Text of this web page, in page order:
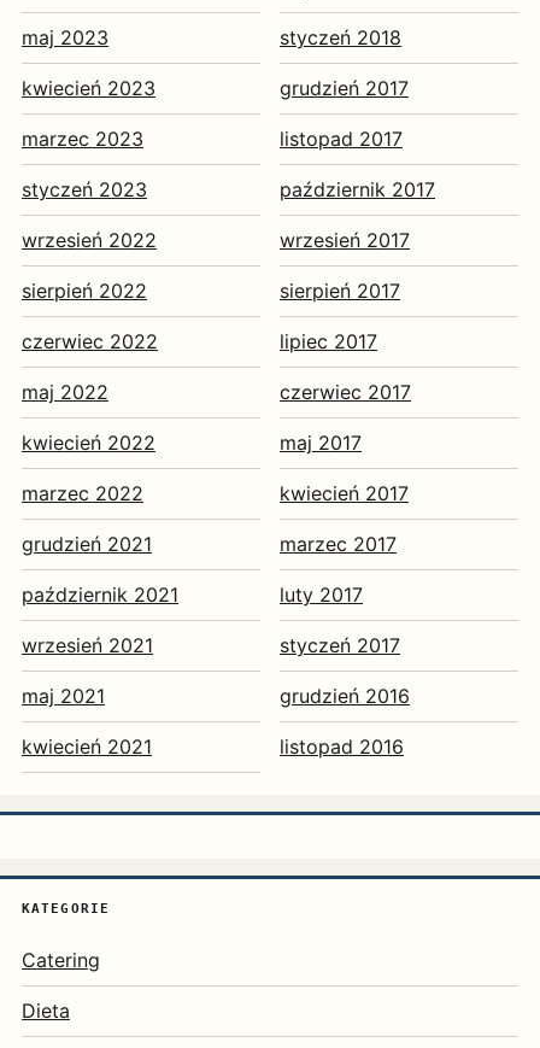
maj 2023
kwiecień 2023
marzec 2023
styczeń 2023
wrzesień 2022
sierpień 2022
czerwiec 2022
maj 2022
kwiecień 2022
marzec 2022
grudzień 2021
październik 2021
wrzesień 2021
maj 2021
kwiecień 2021
styczeń 2018
grudzień 2017
listopad 2017
październik 2017
wrzesień 2017
sierpień 2017
lipiec 2017
czerwiec 2017
maj 2017
kwiecień 2017
marzec 2017
luty 2017
styczeń 2017
grudzień 2016
listopad 2016
KATEGORIE
Catering
Dieta